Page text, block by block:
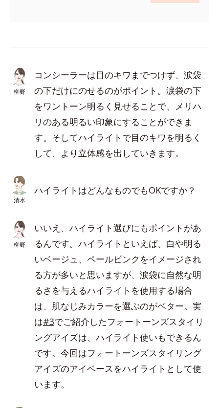
柳野
コンシーラーは目のキワまでつけず、涙袋
の下だけにのせるのがポイント。涙袋の下
をワントーン明るく見せることで、メリハ
リのある明るい印象にすることができま
す。そしてハイライトで目のキワを明るく
して、より立体感を出していきます。
清水
ハイライトはどんなものでもOKですか？
柳野
いいえ、ハイライト選びにもポイントがあ
るんです。ハイライトといえば、白や明る
いベージュ、ペールピンクをイメージされ
る方が多いと思いますが、涙袋に自然な明
るさを与えるハイライトを使用する場合
は、肌なじみカラーを選ぶのがベター。実
は#3でご紹介したフォートーンズスタイリ
ングアイズは、ハイライト使いもできるん
です。今回はフォートーンズスタイリング
アイズのアイベースをハイライトとして使
います。